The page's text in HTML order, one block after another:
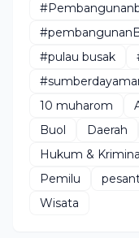
#pulau busak
10 muharom
Buol
Daerah
Hukum &
Pemilu
Wisata